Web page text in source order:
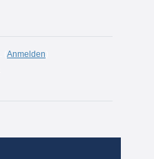
Anmelden